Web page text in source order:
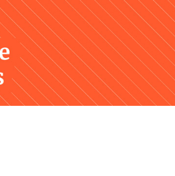
Skip
to
content